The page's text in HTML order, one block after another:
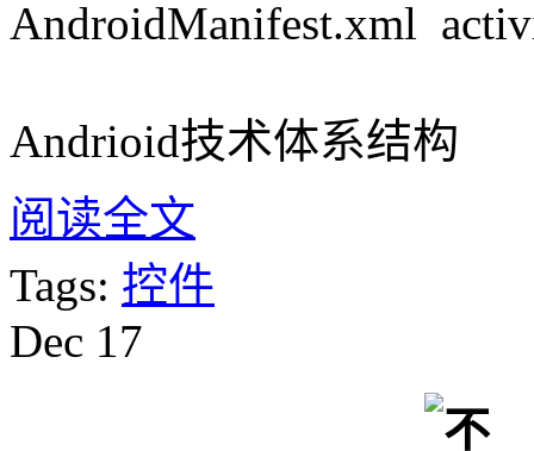
AndroidManifest.xml
Andrioid技术体系结构
阅读全文
Tags: 控件
Dec 17